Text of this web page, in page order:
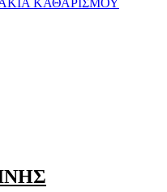
ΚΑΘΑΡΙΣΜΟΥ